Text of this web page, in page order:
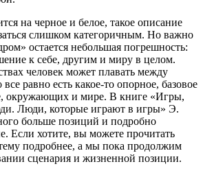
на черное и белое, такое описание
слишком категоричным. Но важно
остается небольшая погрешность:
к себе, другим и миру в целом.
человек может плавать между
равно есть какое-то опорное, базовое
окружающих и мире. В книге «Игры,
Люди, которые играют в игры» Э.
больше позиций и подробно
Если хотите, вы можете прочитать
подробнее, а мы пока продолжим
сценария и жизненной позиции.